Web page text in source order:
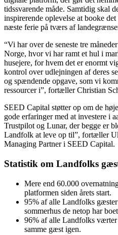
tidssvarende måde. Samtidig skal
inspirerende oplevelse at booke
næste ferie på tværs af
“Vi har over de seneste tre
Norge, hvor vi har ramt et hul i
husejere, for hvem det er enormt
kontrol over udlejningen af deres
og spændende opgave, som vi
ressourcer i”, fortæller Christian
SEED Capital støtter op om de
gode erfaringer med at investere i
Trustpilot og Lunar, der begge er
Landfolk at leve op til”, fortæller
Managing Partner i SEED Capital.
Statistik om Landfolks
Mere end 60.000
platformen siden årets start.
95% af alle Landfolks
sommerhus de netop har
96% af alle Landfolks værter
samme gæst igen.